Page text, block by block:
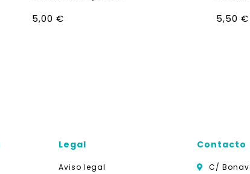
5,00€ 5,50€
Legal
Aviso legal
Contacto
C/